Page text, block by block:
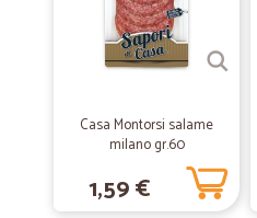
Casa Montorsi salame
milano gr.60
1,59 €